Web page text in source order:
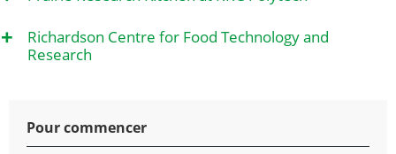
+
Richardson Centre for Food Technology and
Research
Pour commencer